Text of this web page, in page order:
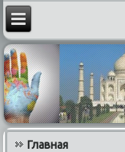
Главная